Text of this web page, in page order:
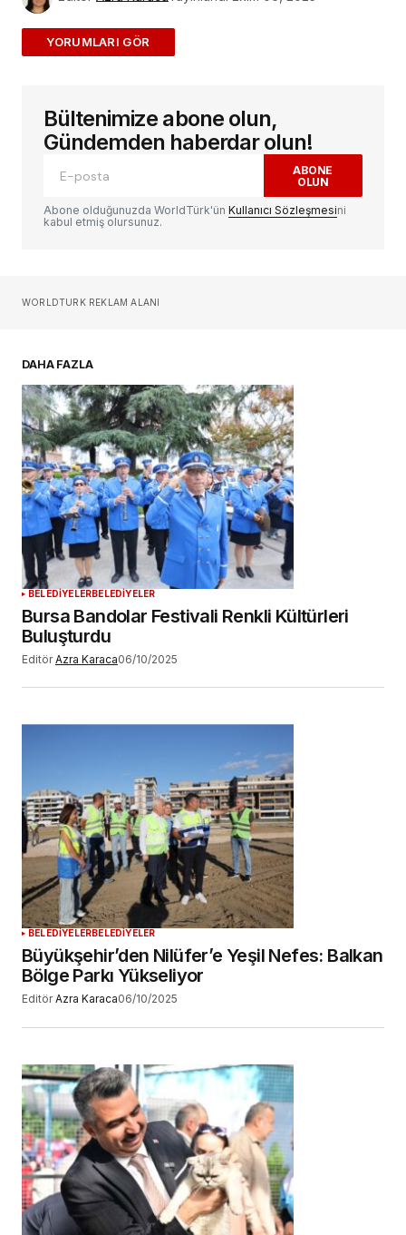
ADD A COMMENT
E-posta adresiniz yayınlanmayacak.
alanlar*ile işaretlenmişlerdir
Yorum
Sizin adınız*
Daha sonraki yorumlarımda kullanılması için
adım, e-posta adresim ve site adresim bu
tarayıcıya kaydedilsin.
YORUM GÖNDER
Bültenimize abone olun,
Gündemden haberdar olun!
ABONE
OLUN
Abone olduğunuzda WorldTürk'ün Kullanıcı Sözleşmesini
kabul etmiş olursunuz.
WORLDTURK REKLAM ALANI
DAHA FAZLA
BELEDİYELERBELEDİYELER
Bursa Bandolar Festivali Renkli Kültürleri
Buluşturdu
Editör Azra Karaca06/10/2025
BELEDİYELERBELEDİYELER
Büyükşehir’den Nilüfer’e Yeşil Nefes: Balkan
Bölge Parkı Yükseliyor
Editör Azra Karaca06/10/2025